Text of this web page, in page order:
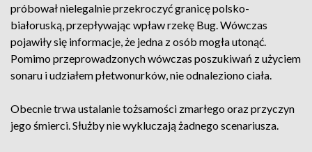
próbował nielegalnie przekroczyć granicę polsko-
białoruską, przepływając wpław rzekę Bug. Wówczas
pojawiły się informacje, że jedna z osób mogła utonąć.
Pomimo przeprowadzonych wówczas poszukiwań z użyciem
sonaru i udziałem płetwonurków, nie odnaleziono ciała. ​
Obecnie trwa ustalanie tożsamości zmarłego oraz przyczyn
jego śmierci. Służby nie wykluczają żadnego scenariusza.